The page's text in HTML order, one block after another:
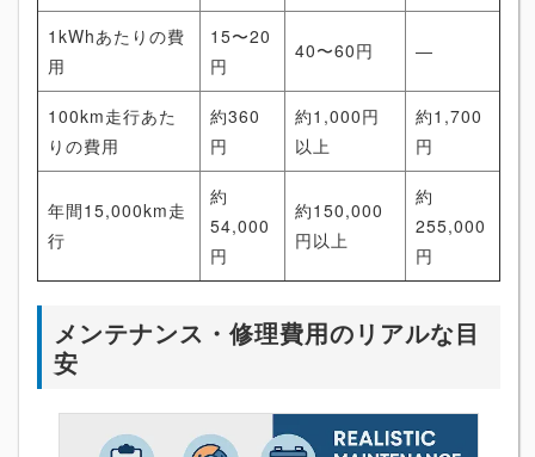
1kWhあたりの費
用
15〜20
円
40〜60円 ―
100km走行あた
りの費用
約360
円
約1,000円
以上
約1,700
円
年間15,000km走
行
約
54,000
円
約150,000
円以上
約
255,000
円
メンテナンス・修理費用のリアルな目
安